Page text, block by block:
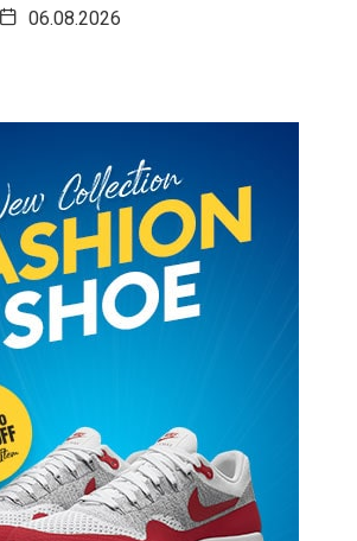
06.08.2026